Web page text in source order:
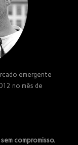
emergente
no mês de
compromisso.